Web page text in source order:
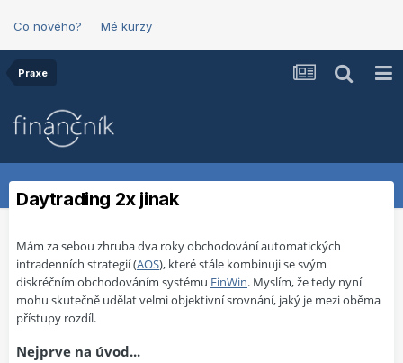
Co nového? Mé kurzy
Praxe
Daytrading 2x jinak
Mám za sebou zhruba dva roky obchodování automatických
intradenních strategií (AOS), které stále kombinuji se svým
diskréčním obchodováním systému FinWin. Myslím, že tedy nyní
mohu skutečně udělat velmi objektivní srovnání, jaký je mezi oběma
přístupy rozdíl.
Nejprve na úvod...